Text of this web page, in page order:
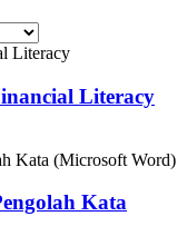
Literacy
Kata